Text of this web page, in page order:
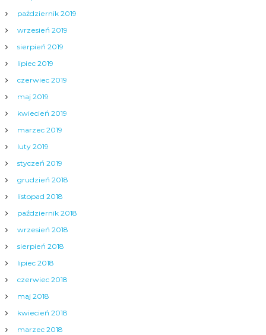
październik 2019
wrzesień 2019
sierpień 2019
lipiec 2019
czerwiec 2019
maj 2019
kwiecień 2019
marzec 2019
luty 2019
styczeń 2019
grudzień 2018
listopad 2018
październik 2018
wrzesień 2018
sierpień 2018
lipiec 2018
czerwiec 2018
maj 2018
kwiecień 2018
marzec 2018